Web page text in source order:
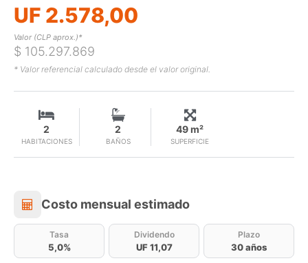
UF 2.578,00
Valor (CLP aprox.)*
$ 105.297.869
* Valor referencial calculado desde el valor original.
HABITACIONES
2
BAÑOS
2
SUPERFICIE
49 m²
Costo mensual estimado
Costo mensual estimado
Tasa
5,0%
Dividendo
UF 11,07
Plazo
30 años